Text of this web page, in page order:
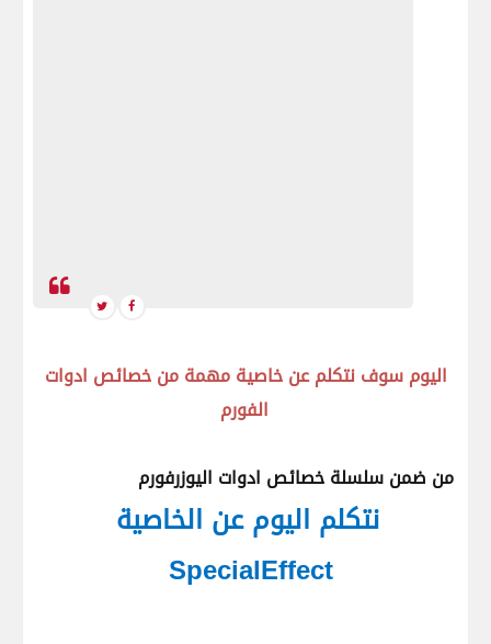
اليوم سوف نتكلم عن خاصية مهمة من خصائص ادوات
الفورم
من ضمن سلسلة خصائص ادوات اليوزرفورم
نتكلم اليوم عن الخاصية
SpecialEffect